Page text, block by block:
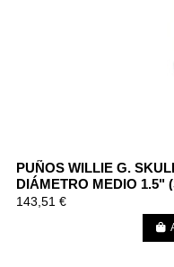
PUÑOS WILLIE G.
DIÁMETRO MEDIO 1.5"
08)
143,51 €